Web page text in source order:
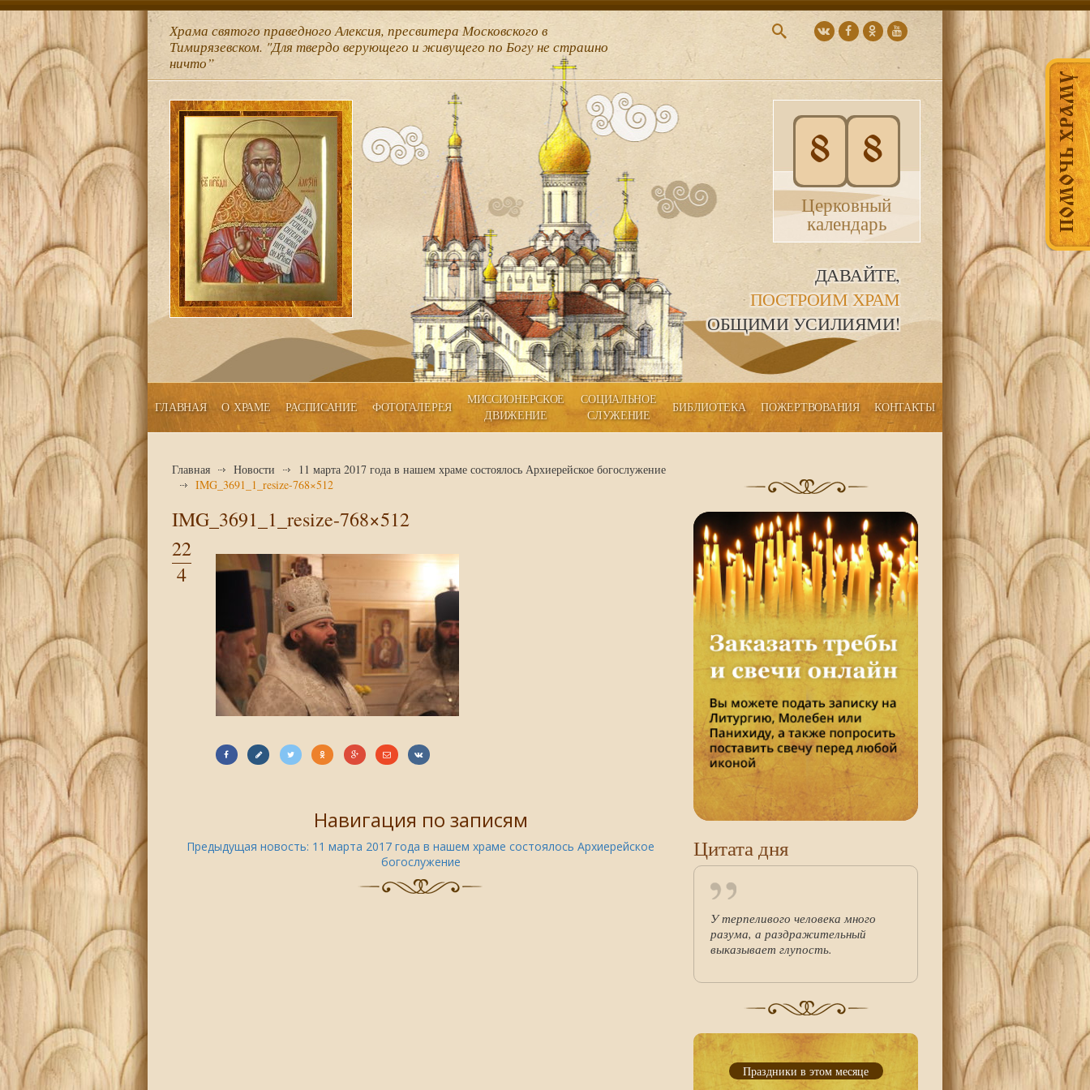
ПОМОЧЬ ХРАМУ
Храма святого праведного Алексия, пресвитера Московского в
Тимирязевском. "Для твердо верующего и живущего по Богу не страшно
ничто”
8 8
Церковный
календарь
ДАВАЙТЕ,
ПОСТРОИМ ХРАМ
ОБЩИМИ УСИЛИЯМИ!
ГЛАВНАЯ О ХРАМЕ РАСПИСАНИЕ ФОТОГАЛЕРЕЯ
МИССИОНЕРСКОЕ
ДВИЖЕНИЕ
СОЦИАЛЬНОЕ
СЛУЖЕНИЕ
БИБЛИОТЕКА ПОЖЕРТВОВАНИЯ КОНТАКТЫ
Главная Новости
11 марта 2017 года в нашем храме состоялось Архиерейское богослужение
IMG_3691_1_resize-768×512
IMG_3691_1_resize-768×512
22
4
Навигация по записям
Предыдущая новость: 11 марта 2017 года в нашем храме состоялось Архиерейское
богослужение
Цитата дня
У терпеливого человека много
разума, а раздражительный
выказывает глупость.
Праздники в этом месяце